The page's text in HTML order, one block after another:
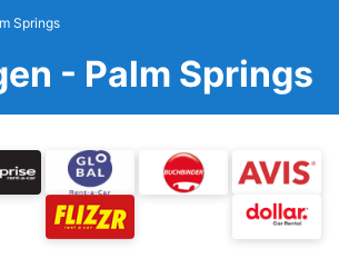
Springs
- Palm Springs